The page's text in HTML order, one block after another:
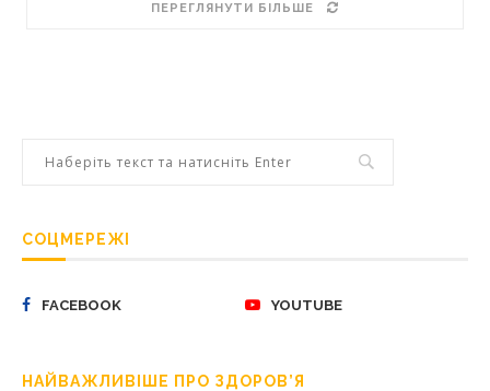
ПЕРЕГЛЯНУТИ БІЛЬШЕ
СОЦМЕРЕЖІ
FACEBOOK YOUTUBE
НАЙВАЖЛИВІШЕ ПРО ЗДОРОВ’Я